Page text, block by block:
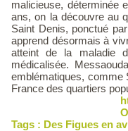
malicieuse, déterminée
ans, on la découvre au
Saint Denis, ponctué
apprend désormais à
atteint de la maladie
médicalisée.
emblématiques, comme
France des quartiers
Tags : Des Figues en